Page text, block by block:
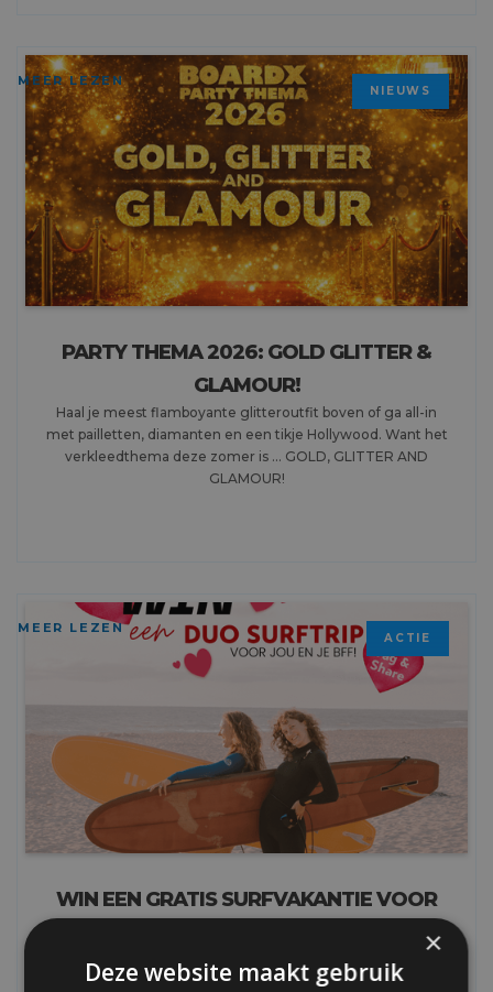
PARTY THEMA 2026: GOLD GLITTER &
GLAMOUR!
Haal je meest flamboyante glitteroutfit boven of ga all-in
met pailletten, diamanten en een tikje Hollywood. Want het
verkleedthema deze zomer is ... GOLD, GLITTER AND
GLAMOUR!
MEER LEZEN
NIEUWS
WIN EEN GRATIS SURFVAKANTIE VOOR
MEER LEZEN
ACTIE
×
Deze website maakt gebruik